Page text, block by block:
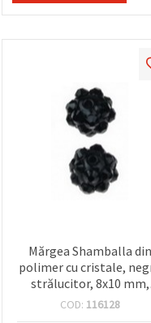
Mărgea Shamballa din
polimer cu cristale,
strălucitor, 8x10 mm,
orificiu: 1 mm – perfectă
COD: 116128